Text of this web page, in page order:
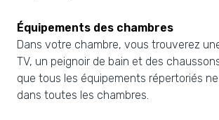
Équipements des chambres
Dans votre chambre, vous trouverez
TV, un peignoir de bain et des
que tous les équipements répertoriés
dans toutes les chambres.